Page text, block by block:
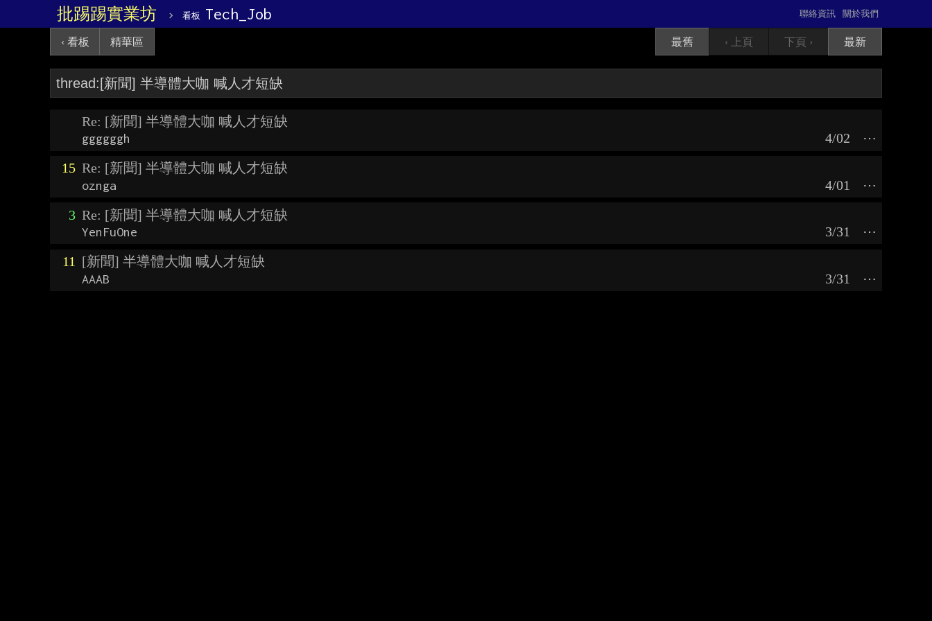
批踢踢實業坊 › 看板 Tech_Job 關於我們
聯絡資訊
‹ 看板 精華區 最舊 ‹ 上頁 下頁 › 最新
Re: [新聞] 半導體大咖 喊人才短缺
ggggggh ⋯
4/02
15 Re: [新聞] 半導體大咖 喊人才短缺
oznga ⋯
4/01
3 Re: [新聞] 半導體大咖 喊人才短缺
YenFuOne ⋯
3/31
11 [新聞] 半導體大咖 喊人才短缺
AAAB ⋯
3/31